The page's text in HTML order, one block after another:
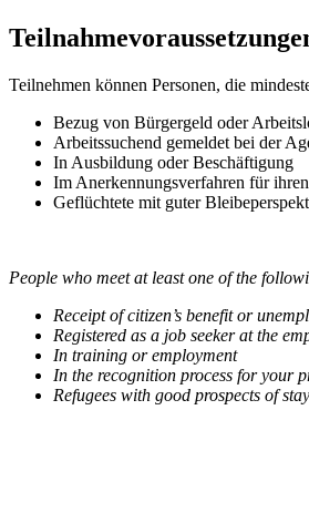
Teilnehmen können Personen, die
Bezug von Bürgergeld oder
Arbeitssuchend gemeldet bei der
In Ausbildung oder Beschäftigung
Im Anerkennungsverfahren für
Geflüchtete mit guter
People who meet at least one of the
Receipt of citizen’s benefit or
Registered as a job seeker at the
In training or employment
In the recognition process for your
Refugees with good prospects of